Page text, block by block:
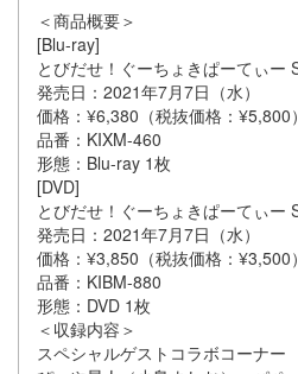
＜商品概要＞
[Blu-ray]
とびだせ！ぐーちょきぱーてぃー
発売日：2021年7月7日（水）
価格：¥6,380（税抜価格：¥5,800）
品番：KIXM-460
形態：Blu-ray 1枚
[DVD]
とびだせ！ぐーちょきぱーてぃー
発売日：2021年7月7日（水）
価格：¥3,850（税抜価格：¥3,500）
品番：KIBM-880
形態：DVD 1枚
＜収録内容＞
スペシャルゲストコラボコーナー